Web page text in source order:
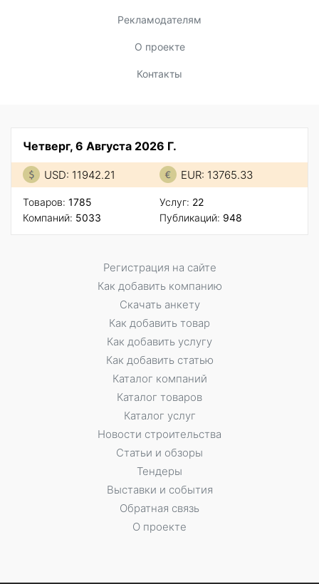
Рекламодателям
О проекте
Контакты
Четверг, 6 Августа 2026 Г.
USD: 11942.21 EUR: 13765.33
Товаров: 1785
Компаний: 5033
Услуг: 22
Публикаций: 948
Регистрация на сайте
Как добавить компанию
Скачать анкету
Как добавить товар
Как добавить услугу
Как добавить статью
Каталог компаний
Каталог товаров
Каталог услуг
Новости строительства
Статьи и обзоры
Тендеры
Выставки и события
Обратная связь
О проекте